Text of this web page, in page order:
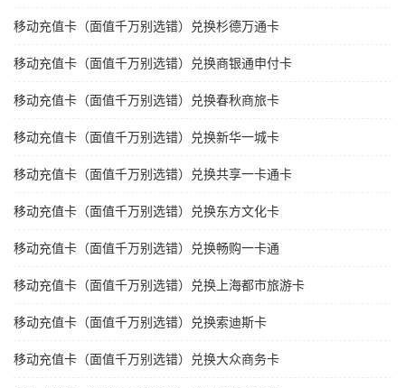
移动充值卡（面值千万别选错）兑换杉德万通卡
移动充值卡（面值千万别选错）兑换商银通申付卡
移动充值卡（面值千万别选错）兑换春秋商旅卡
移动充值卡（面值千万别选错）兑换新华一城卡
移动充值卡（面值千万别选错）兑换共享一卡通卡
移动充值卡（面值千万别选错）兑换东方文化卡
移动充值卡（面值千万别选错）兑换畅购一卡通
移动充值卡（面值千万别选错）兑换上海都市旅游卡
移动充值卡（面值千万别选错）兑换索迪斯卡
移动充值卡（面值千万别选错）兑换大众商务卡